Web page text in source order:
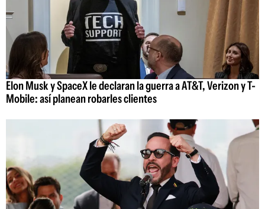
Elon Musk y SpaceX le declaran la guerra a AT&T, Verizon y T-
Mobile: así planean robarles clientes